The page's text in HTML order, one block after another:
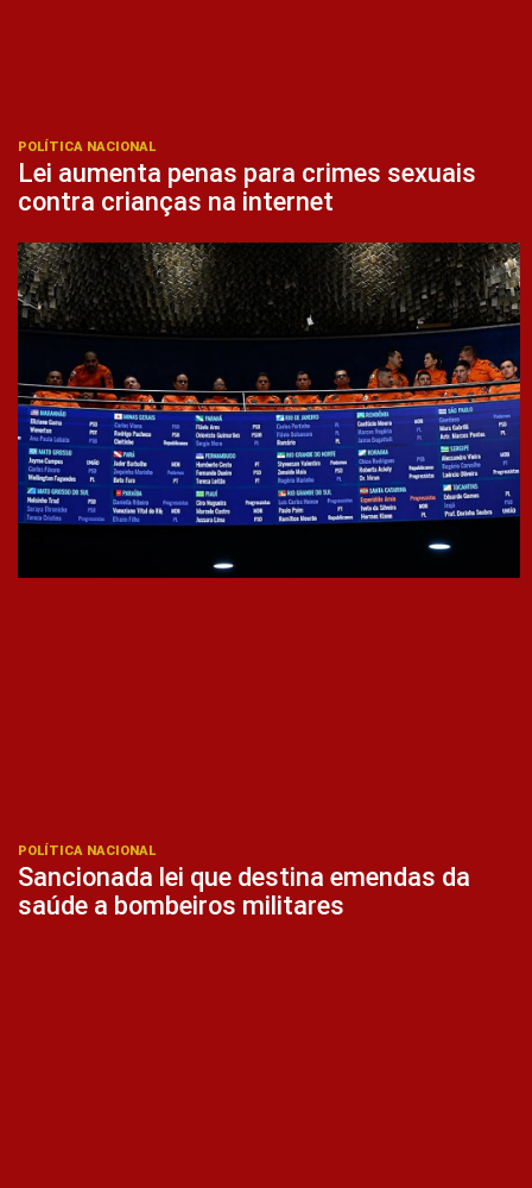
POLÍTICA NACIONAL
Lei aumenta penas para crimes sexuais
contra crianças na internet
POLÍTICA NACIONAL
Sancionada lei que destina emendas da
saúde a bombeiros militares